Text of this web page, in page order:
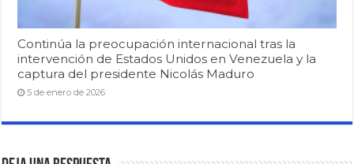
Continúa la preocupación internacional tras la
intervención de Estados Unidos en Venezuela y la
captura del presidente Nicolás Maduro
5 de enero de 2026